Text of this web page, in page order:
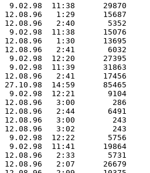
9.02.98  11:38      29870
12.08.96   1:29      15687
12.08.96   2:40       5352
9.02.98  11:38      15076
12.08.96   1:30      13695
12.08.96   2:41       6032
9.02.98  12:20      27395
9.02.98  11:39      31863
12.08.96   2:41      17456
27.10.98  14:59      85465
9.02.98  12:21       9104
12.08.96   3:00        286
12.08.96   2:44       6491
12.08.96   3:00        243
12.08.96   3:02        243
9.02.98  12:22       5756
9.02.98  11:41      19864
12.08.96   2:33       5731
12.08.96   2:07      26679